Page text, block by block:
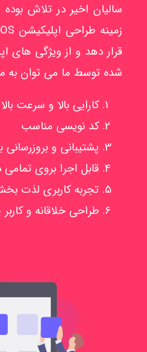
سالیان اخیر در تلاش
قرار دهد و از ویژگی های
شده توسط ما می توان به
کارایی بالا و سرعت بالا
کد نویسی مناسب
پشتیبانی و بروزرسانی
قابل اجرا بروی
تجربه کاربری لذت
طراحی خلاقانه و